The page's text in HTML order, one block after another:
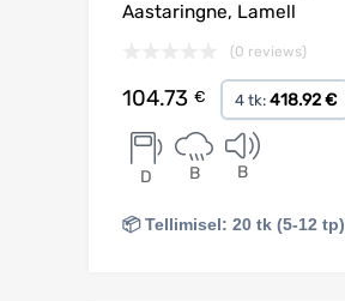
Aastaringne, Lamell
(0 reviews)
104.73 € 4 tk: 418.92 €
D B B
📦 Tellimisel: 20 tk (5-12 tp)